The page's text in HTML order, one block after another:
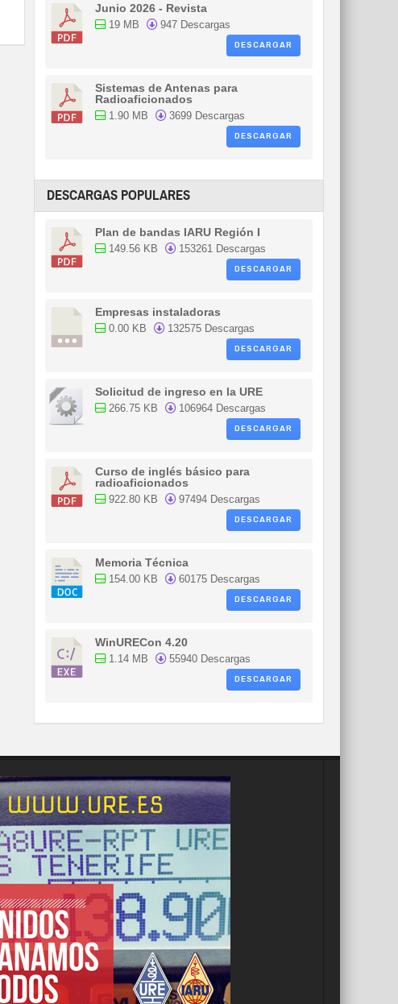
Junio 2026 - Revista
19 MB
947 Descargas
DESCARGAR
Sistemas de Antenas para
Radioaficionados
1.90 MB
3699 Descargas
DESCARGAR
DESCARGAS POPULARES
Plan de bandas IARU Región I
149.56 KB
153261 Descargas
DESCARGAR
Empresas instaladoras
0.00 KB
132575 Descargas
DESCARGAR
Solicitud de ingreso en la URE
266.75 KB
106964 Descargas
DESCARGAR
Curso de inglés básico para
radioaficionados
922.80 KB
97494 Descargas
DESCARGAR
Memoria Técnica
154.00 KB
60175 Descargas
DESCARGAR
WinURECon 4.20
1.14 MB
55940 Descargas
DESCARGAR